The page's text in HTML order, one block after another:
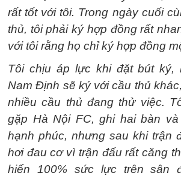
rất tốt với tôi. Trong ngày cuối
thủ, tôi phải ký hợp đồng rất
với tôi rằng họ chỉ ký hợp đồng
Tôi chịu áp lực khi đặt bút ký,
Nam Định sẽ ký với cầu thủ
nhiều cầu thủ đang thử việc.
gặp Hà Nội FC, ghi hai bàn
hạnh phúc, nhưng sau khi trận
hơi đau cơ vì trận đấu rất căng
hiến 100% sức lực trên sân